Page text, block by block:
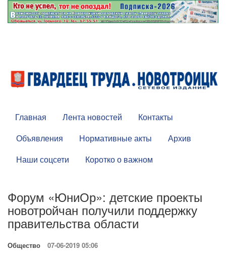
Главная Лента новостей
Контакты
Объявления
Нормативные акты
Архив
Наши соцсети
Коротко о важном
Форум «ЮниОр»: детские проекты
новотройчан получили поддержку
правительства области
Общество 07-06-2019 05:06